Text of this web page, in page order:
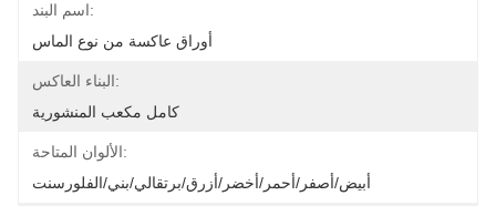
اسم البند:
أوراق عاكسة من نوع الماس
البناء العاكس:
كامل مكعب المنشورية
الألوان المتاحة:
أبيض/أصفر/أحمر/أخضر/أزرق/برتقالي/بني/الفلورسنت